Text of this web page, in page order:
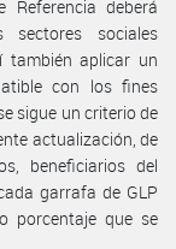
deberá
sociales
también aplicar un
con los fines
sigue un criterio de
actualización, de
beneficiarios del
garrafa de GLP
porcentaje que se